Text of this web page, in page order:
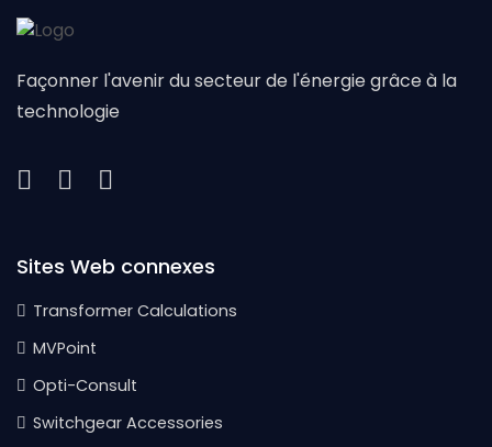
Façonner l'avenir du secteur de l'énergie grâce à la
technologie
Sites Web connexes
Transformer Calculations
MVPoint
Opti-Consult
Switchgear Accessories